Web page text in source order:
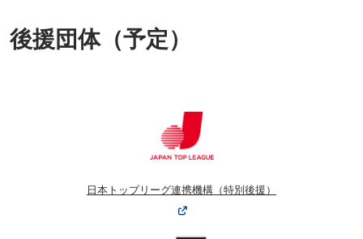
後援団体（予定）
日本トップリーグ連携機構（特別後援）